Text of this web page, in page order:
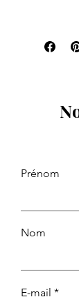
Prénom
Nom
E-mail